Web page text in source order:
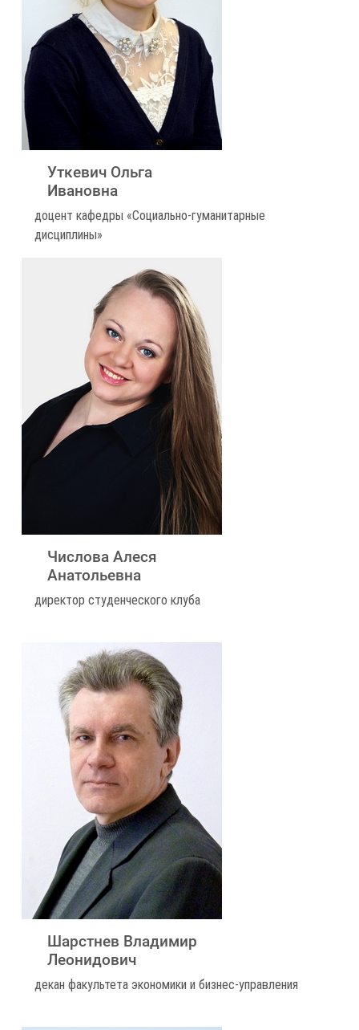
Уткевич Ольга
Ивановна
доцент кафедры «Социально-гуманитарные
дисциплины»
Числова Алеся
Анатольевна
директор студенческого клуба
Шарстнев Владимир
Леонидович
декан факультета экономики и бизнес-управления